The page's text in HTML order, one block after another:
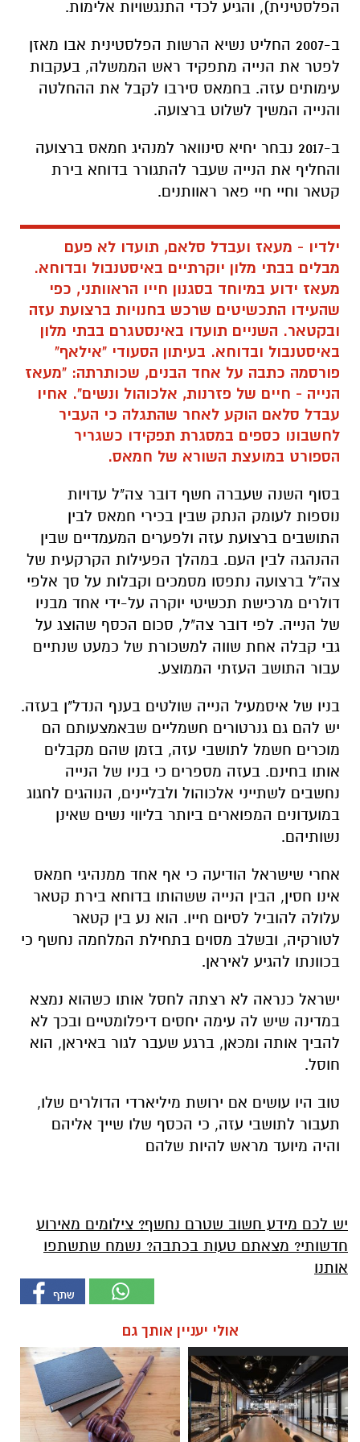
הפלסטינית), והגיע לכדי התנגשויות אלימות.
ב-2007 החליט נשיא הרשות הפלסטינית אבו מאזן
לפטר את הנייה מתפקיד ראש הממשלה, בעקבות
עימותים עזה. בחמאס סירבו לקבל את ההחלטה
והנייה המשיך לשלוט ברצועה.
ב-2017 נבחר יחיא סינוואר למנהיג חמאס ברצועה
והחליף את הנייה שעבר להתגורר בדוחא בירת
קטאר וחיי חיי פאר ראוותנים.
ילדיו - מעאז ועבדל סלאם, תועדו לא פעם
מבלים בבתי מלון יוקרתיים באיסטנבול ובדוחא.
מעאז ידוע במיוחד בסגנון חייו הראוותני, כפי
שהעידו התכשיטים שרכש בחנויות ברצועת עזה
ובקטאר. השניים תועדו באינסטגרם בבתי מלון
באיסטנבול ובדוחא. בעיתון הסעודי "אילאף"
פורסמה כתבה על אחד הבנים, שכותרתה: "מעאז
הנייה - חיים של פזרנות, אלכוהול ונשים". אחיו
עבדל סלאם הוקע לאחר שהתגלה כי העביר
לחשבונו כספים במסגרת תפקידו כשגריר
הספורט במועצת השורא של חמאס.
בסוף השנה שעברה חשף דובר צה"ל עדויות
נוספות לעומק הנתק שבין בכירי חמאס לבין
התושבים ברצועת עזה ולפערים המעמדיים שבין
ההנהגה לבין העם. במהלך הפעילות הקרקעית של
צה"ל ברצועה נתפסו מסמכים וקבלות על סך אלפי
דולרים מרכישת תכשיטי יוקרה על-ידי אחד מבניו
של הנייה. לפי דובר צה"ל, סכום הכסף שהוצג על
גבי קבלה אחת שווה למשכורת של כמעט שנתיים
עבור התושב העזתי הממוצע.
בניו של איסמעיל הנייה שולטים בענף הנדל"ן בעזה.
יש להם גם גנרטורים חשמליים שבאמצעותם הם
מוכרים חשמל לתושבי עזה, בזמן שהם מקבלים
אותו בחינם. בעזה מספרים כי בניו של הנייה
נחשבים לשתייני אלכוהול ולבליינים, הנוהגים לחגוג
במועדונים המפוארים ביותר בליווי נשים שאינן
נשותיהם.
אחרי שישראל הודיעה כי אף אחד ממנהיגי חמאס
אינו חסין, הבין הנייה ששהותו בדוחא בירת קטאר
עלולה להוביל לסיום חייו. הוא נע בין קטאר
לטורקיה, ובשלב מסוים בתחילת המלחמה נחשף כי
בכוונתו להגיע לאיראן.
ישראל כנראה לא רצתה לחסל אותו כשהוא נמצא
במדינה שיש לה עימה יחסים דיפלומטיים ובכך לא
להביך אותה ומכאן, ברגע שעבר לגור באיראן, הוא
חוסל.
טוב היו עושים אם ירושת מיליארדי הדולרים שלו,
תעבור לתושבי עזה, כי הכסף שלו שייך אליהם
והיה מיועד מראש להיות שלהם
יש לכם מידע חשוב שטרם נחשף? צילומים מאירוע
חדשותי? מצאתם טעות בכתבה? נשמח שתשתפו
אותנו
אולי יעניין אותך גם